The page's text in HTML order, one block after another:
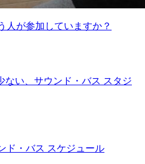
人が参加していますか？
ない、サウンド・バス スタジ
ド・バス スケジュール